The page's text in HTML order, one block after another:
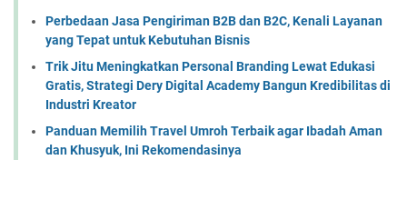
Perbedaan Jasa Pengiriman B2B dan B2C, Kenali Layanan
yang Tepat untuk Kebutuhan Bisnis
Trik Jitu Meningkatkan Personal Branding Lewat Edukasi
Gratis, Strategi Dery Digital Academy Bangun Kredibilitas di
Industri Kreator
Panduan Memilih Travel Umroh Terbaik agar Ibadah Aman
dan Khusyuk, Ini Rekomendasinya